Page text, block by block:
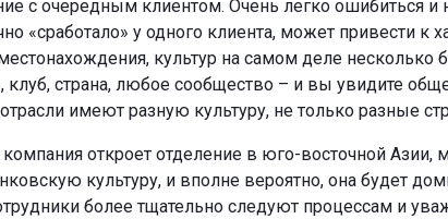
с очередным клиентом. Очень легко ошибиться и
«сработало» у одного клиента, может привести к
культур на самом деле
клуб, страна, любое сообщество – и вы увидите
имеют разную культуру, не только разные
откроет отделение в юго-восточной
культуру, и вполне вероятно, она будет
более тщательно следуют процессам и